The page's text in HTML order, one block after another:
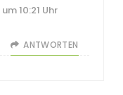
10:21 Uhr
ANTWORTEN